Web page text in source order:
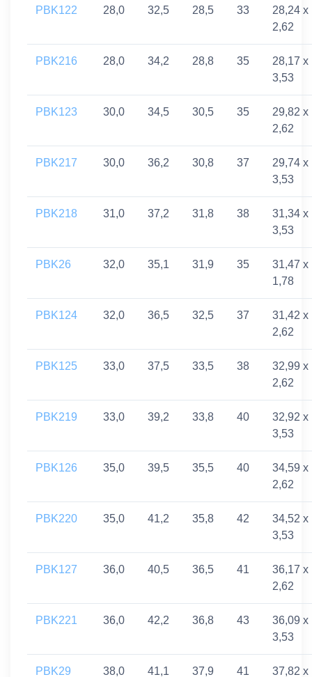
PBK122 28,0 32,5 28,5 33
28,24 x
2,62
PBK216 28,0 34,2 28,8 35
28,17 x
3,53
PBK123 30,0 34,5 30,5 35
29,82 x
2,62
PBK217 30,0 36,2 30,8 37
29,74 x
3,53
PBK218 31,0 37,2 31,8 38
31,34 x
3,53
PBK26 32,0 35,1 31,9 35
31,47 x
1,78
PBK124 32,0 36,5 32,5 37
31,42 x
2,62
PBK125 33,0 37,5 33,5 38
32,99 x
2,62
PBK219 33,0 39,2 33,8 40
32,92 x
3,53
PBK126 35,0 39,5 35,5 40
34,59 x
2,62
PBK220 35,0 41,2 35,8 42
34,52 x
3,53
PBK127 36,0 40,5 36,5 41
36,17 x
2,62
PBK221 36,0 42,2 36,8 43
36,09 x
3,53
PBK29 38,0 41,1 37,9 41 37,82 x